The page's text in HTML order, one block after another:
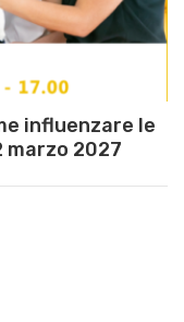
influenzare le
marzo 2027